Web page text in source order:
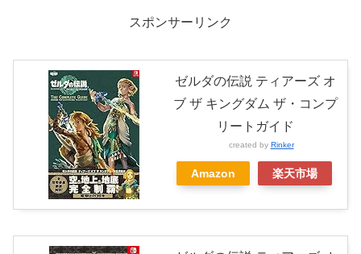
スポンサーリンク
ゼルダの伝説 ティアーズ オ
ブ ザ キングダム ザ・コンプ
リートガイド
created by Rinker
Amazon 楽天市場